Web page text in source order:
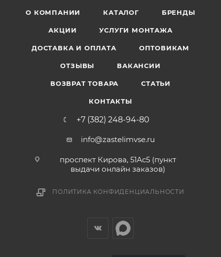
О КОМПАНИИ КАТАЛОГ БРЕНДЫ
АКЦИИ УСЛУГИ МОНТАЖА
ДОСТАВКА И ОПЛАТА ОПТОВИКАМ
ОТЗЫВЫ ВАКАНСИИ
ВОЗВРАТ ТОВАРА СТАТЬИ
КОНТАКТЫ
+7 (382) 248-94-80
info@zastelimvse.ru
проспект Кирова, 51Ас5 (пункт
выдачи онлайн заказов)
ПОЛИТИКА КОНФИДЕНЦИАЛЬНОСТИ